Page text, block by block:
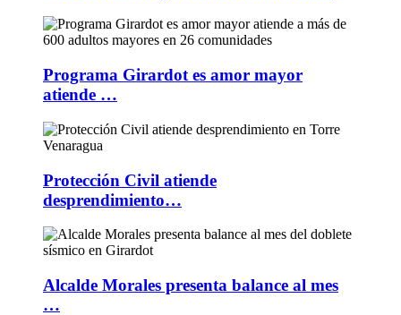
Programa Girardot es amor mayor
atiende …
Protección Civil atiende
desprendimiento…
Alcalde Morales presenta balance al mes
…